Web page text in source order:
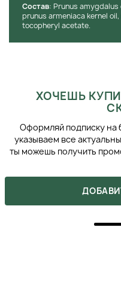
Состав: Prunus
prunus armeniaca kernel
tocopheryl acetate.
ХОЧЕШЬ
Оформляй подписку на
указываем все
ты можешь получить